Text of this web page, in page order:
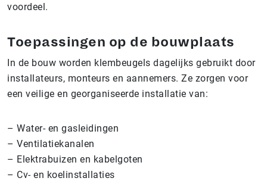
voordeel.
Toepassingen op de bouwplaats
In de bouw worden klembeugels dagelijks gebruikt door
installateurs, monteurs en aannemers. Ze zorgen voor
een veilige en georganiseerde installatie van:
– Water- en gasleidingen
– Ventilatiekanalen
– Elektrabuizen en kabelgoten
– Cv- en koelinstallaties